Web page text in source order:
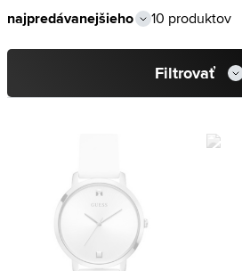
10 produktov
Filtrovať